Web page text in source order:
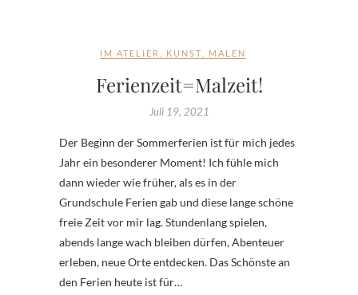
IM ATELIER KUNST MALEN
Ferienzeit=Malzeit!
Juli 19, 2021
Der Beginn der Sommerferien ist für mich jedes
Jahr ein besonderer Moment! Ich fühle mich
dann wieder wie früher, als es in der
Grundschule Ferien gab und diese lange schöne
freie Zeit vor mir lag. Stundenlang spielen,
abends lange wach bleiben dürfen, Abenteuer
erleben, neue Orte entdecken. Das Schönste an
den Ferien heute ist für…